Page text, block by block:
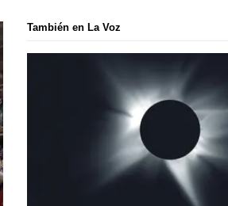
También en La Voz